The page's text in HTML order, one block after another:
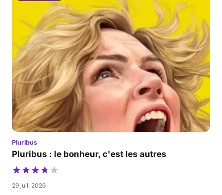
Pluribus
Pluribus : le bonheur, c'est les autres
29 juil. 2026